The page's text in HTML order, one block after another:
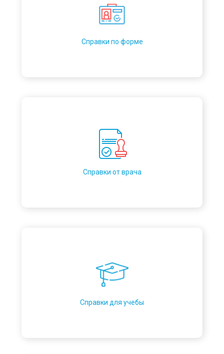
Справки по форме
Справки от врача
Справки для учебы